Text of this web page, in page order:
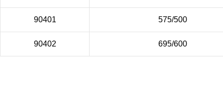
90401 575/500
90402 695/600